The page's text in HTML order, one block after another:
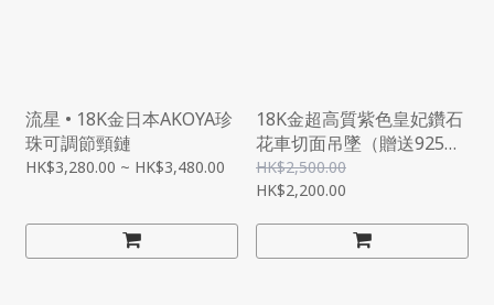
流星 • 18K金日本AKOYA珍
珠可調節頸鏈
HK$3,280.00 ~ HK$3,480.00
18K金超高質紫色皇妃鑽石
花車切面吊墜（贈送925純
銀鏈）
HK$2,500.00
HK$2,200.00